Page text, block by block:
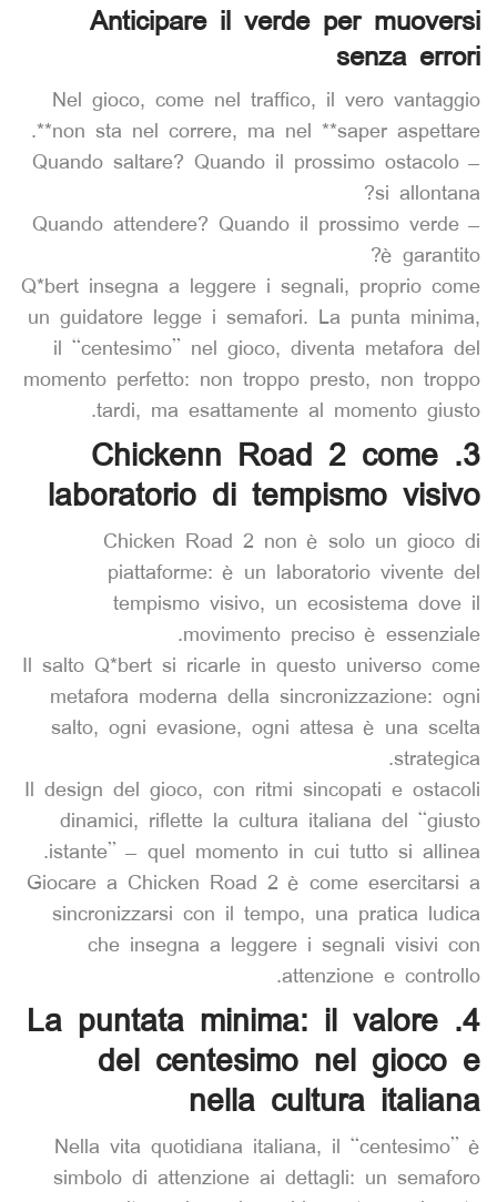
Anticipare il verde per muoversi
senza errori
Nel gioco, come nel traffico, il vero vantaggio
non sta nel correre, ma nel **saper aspettare**.
– Quando saltare? Quando il prossimo ostacolo
si allontana?
– Quando attendere? Quando il prossimo verde
è garantito?
Q*bert insegna a leggere i segnali, proprio come
un guidatore legge i semafori. La punta minima,
il “centesimo” nel gioco, diventa metafora del
momento perfetto: non troppo presto, non troppo
tardi, ma esattamente al momento giusto.
3. Chickenn Road 2 come
laboratorio di tempismo visivo
Chicken Road 2 non è solo un gioco di
piattaforme: è un laboratorio vivente del
tempismo visivo, un ecosistema dove il
movimento preciso è essenziale.
Il salto Q*bert si ricarle in questo universo come
metafora moderna della sincronizzazione: ogni
salto, ogni evasione, ogni attesa è una scelta
strategica.
Il design del gioco, con ritmi sincopati e ostacoli
dinamici, riflette la cultura italiana del “giusto
istante” – quel momento in cui tutto si allinea.
Giocare a Chicken Road 2 è come esercitarsi a
sincronizzarsi con il tempo, una pratica ludica
che insegna a leggere i segnali visivi con
attenzione e controllo.
4. La puntata minima: il valore
del centesimo nel gioco e
nella cultura italiana
Nella vita quotidiana italiana, il “centesimo” è
simbolo di attenzione ai dettagli: un semaforo